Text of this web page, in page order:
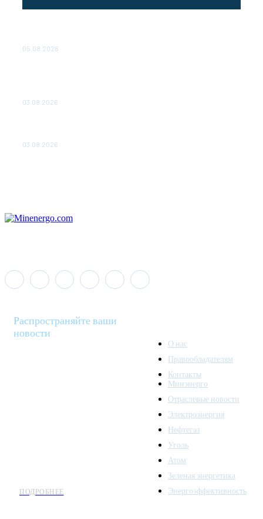
05.08.2026
03.08.2026
03.08.2026
Распространяйте ваши
новости
ПОДРОБНЕЕ
О нас
Правообладателям
Контакты
Минэнерго
Отраслевые новости
Электроэнергия
Нефтегаз
Уголь
Атом
Зеленая энергетика
Энергоэффективность